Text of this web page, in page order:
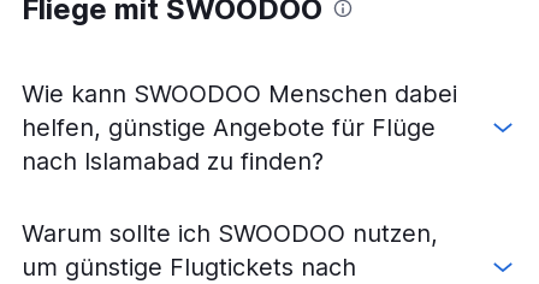
Fliege mit SWOODOO
Wie kann SWOODOO Menschen dabei
helfen, günstige Angebote für Flüge
nach Islamabad zu finden?
Warum sollte ich SWOODOO nutzen,
um günstige Flugtickets nach